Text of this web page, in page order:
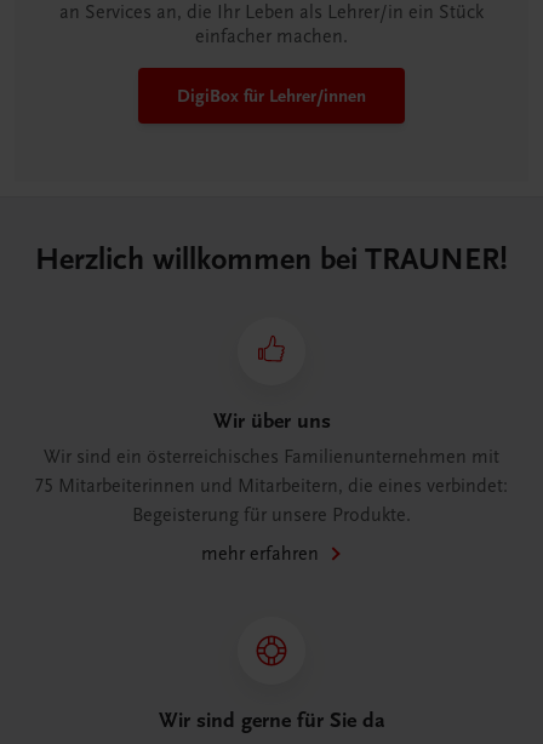
an Services an, die Ihr Leben als Lehrer/in ein Stück
einfacher machen.
DigiBox für Lehrer/innen
Herzlich willkommen bei TRAUNER!
Wir über uns
Wir sind ein österreichisches Familienunternehmen mit
75 Mitarbeiterinnen und Mitarbeitern, die eines verbindet:
Begeisterung für unsere Produkte.
mehr erfahren
Wir sind gerne für Sie da